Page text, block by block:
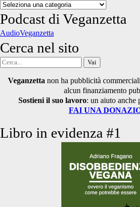
Categorie
degli
articoli
Podcast di Veganzetta
AudioVeganzetta
Cerca nel sito
Cerca
Veganzetta non ha pubblicità
alcun finanziamento
Sostieni il suo lavoro: un aiuto anche
FAI UNA
Libro in evidenza #1